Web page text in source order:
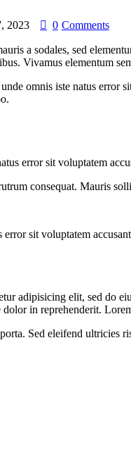
2023 0 Comments
a sodales, sed
Vivamus elementum
omnis iste natus error
error sit voluptatem
consequat. Mauris
sit voluptatem
adipisicing elit, sed do
in reprehenderit.
Sed eleifend ultricies